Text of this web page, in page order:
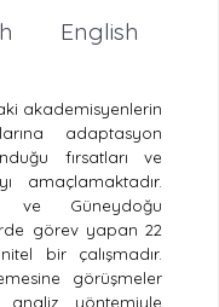
English
akademisyenlerin
adaptasyon
fırsatları ve
amaçlamaktadır.
ve Güneydoğu
görev yapan 22
bir çalışmadır.
görüşmeler
yöntemiyle